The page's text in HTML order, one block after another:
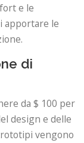
e le
apportare le
di
da $ 100 per
design e delle
vengono